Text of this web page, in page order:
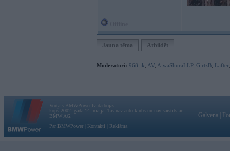
Jauna tēma Atbildēt
Moderatori: 968-jk AV AiwaShuraLLP, GirtzB Lafter
Vortāls BMWPower.lv darbojas
kopš 2002. gada 14. maija. Tas nav auto klubs un nav saistīts ar
BMW AG.
Par BMWPower
Kontakti Reklāma
Galvena